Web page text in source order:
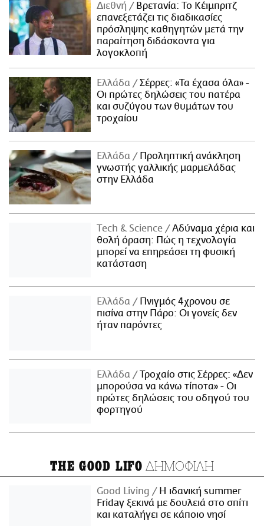
Διεθνή
Βρετανία: Το Κέιμπριτζ
επανεξετάζει τις διαδικασίες
πρόσληψης καθηγητών μετά την
παραίτηση διδάσκοντα για
λογοκλοπή
Ελλάδα
Σέρρες: «Τα έχασα όλα» -
Οι πρώτες δηλώσεις του πατέρα
και συζύγου των θυμάτων του
τροχαίου
Ελλάδα
Προληπτική ανάκληση
γνωστής γαλλικής μαρμελάδας
στην Ελλάδα
Τech & Science
Αδύναμα χέρια και
θολή όραση: Πώς η τεχνολογία
μπορεί να επηρεάσει τη φυσική
κατάσταση
Ελλάδα
Πνιγμός 4χρονου σε
πισίνα στην Πάρο: Οι γονείς δεν
ήταν παρόντες
Ελλάδα
Τροχαίο στις Σέρρες: «Δεν
μπορούσα να κάνω τίποτα» - Οι
πρώτες δηλώσεις του οδηγού του
φορτηγού
THE GOOD LIFO ΔΗΜΟΦΙΛΗ
Good Living
Η ιδανική summer
Friday ξεκινά με δουλειά στο σπίτι
και καταλήγει σε κάποιο νησί